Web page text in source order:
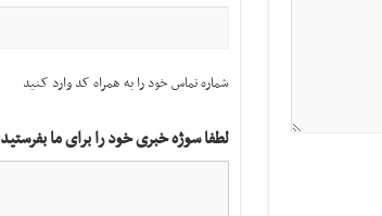
شماره تماس خود را به همراه کد وارد کنید
لطفا سوژه خبری خود را برای ما بفرستید